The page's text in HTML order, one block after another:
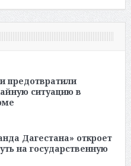
предотвратили
ситуацию в
Дагестана» откроет
на государственную